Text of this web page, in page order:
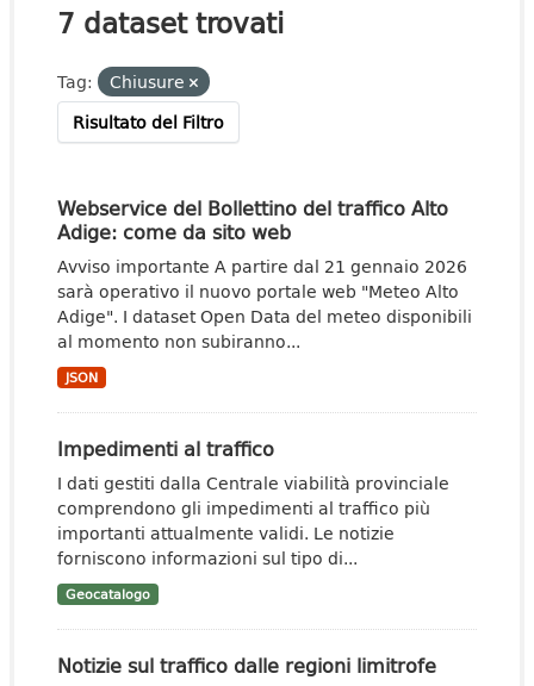
7 dataset trovati
Tag:
Chiusure
Risultato del Filtro
Webservice del Bollettino del traffico Alto
Adige: come da sito web
Avviso importante A partire dal 21 gennaio 2026
sarà operativo il nuovo portale web "Meteo Alto
Adige". I dataset Open Data del meteo disponibili
al momento non subiranno...
JSON
Impedimenti al traffico
I dati gestiti dalla Centrale viabilità provinciale
comprendono gli impedimenti al traffico più
importanti attualmente validi. Le notizie
forniscono informazioni sul tipo di...
Geocatalogo
Notizie sul traffico dalle regioni limitrofe